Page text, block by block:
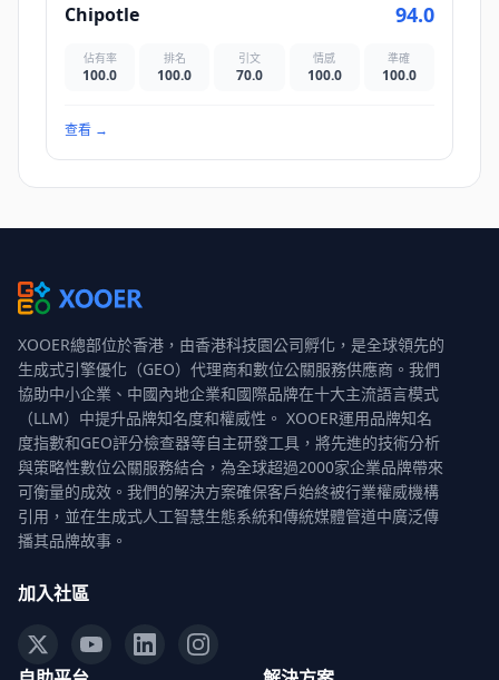
Chipotle 94.0
佔有率
100.0
排名
100.0
引文
70.0
情感
100.0
準確
100.0
查看 →
XOOER總部位於香港，由香港科技園公司孵化，是全球領先的
生成式引擎優化（GEO）代理商和數位公關服務供應商。我們
協助中小企業、中國內地企業和國際品牌在十大主流語言模式
（LLM）中提升品牌知名度和權威性。 XOOER運用品牌知名
度指數和GEO評分檢查器等自主研發工具，將先進的技術分析
與策略性數位公關服務結合，為全球超過2000家企業品牌帶來
可衡量的成效。我們的解決方案確保客戶始終被行業權威機構
引用，並在生成式人工智慧生態系統和傳統媒體管道中廣泛傳
播其品牌故事。
加入社區